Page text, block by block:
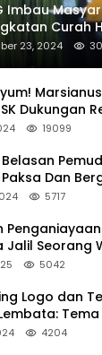
Imbau
Curah
dan Tahun
23, 2024
Dukungan
19099
Dan
5717
Jalil Seorang
ke Polisi
5042
Logo dan
Semalam
4204